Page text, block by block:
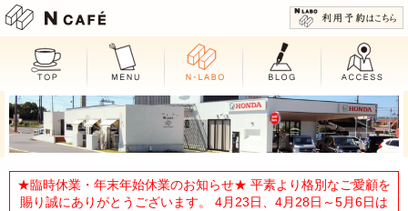
★臨時休業・年末年始休業のお知らせ★ 平素より格別なご愛顧を
賜り誠にありがとうございます。 4月23日、4月28日～5月6日は